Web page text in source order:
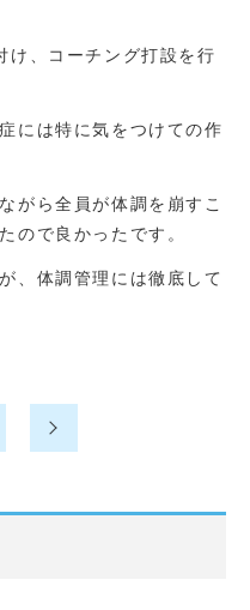
け、コーチング打設を行
には特に気をつけての作
がら全員が体調を崩すこ
ので良かったです。
、体調管理には徹底して